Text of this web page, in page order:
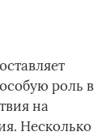
роль в
на
Несколько